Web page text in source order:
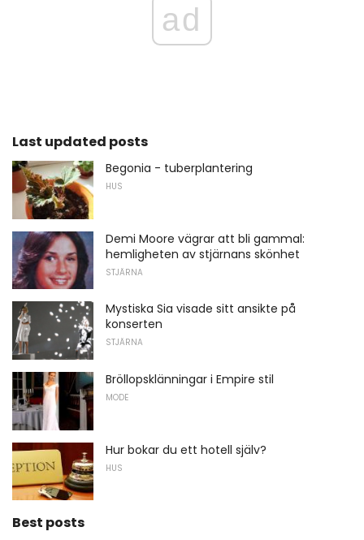
ad
Last updated posts
Begonia - tuberplantering
HUS
Demi Moore vägrar att bli gammal:
hemligheten av stjärnans skönhet
STJÄRNA
Mystiska Sia visade sitt ansikte på
konserten
STJÄRNA
Bröllopsklänningar i Empire stil
MODE
Hur bokar du ett hotell själv?
HUS
Best posts